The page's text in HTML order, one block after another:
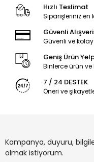
Hızlı Teslimat
Siparişleriniz en
Güvenli
Güvenli ve
Geniş Ürün
Binlerce ürün
7 / 24 DESTEK
Öneri ve
Kampanya, duyuru,
olmak istiyorum.